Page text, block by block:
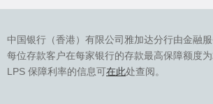
中国银行（香港）有限公司雅加达分行由金融
每位存款客户在每家银行的存款最高保障额度为
LPS 保障利率的信息可在此处查阅。